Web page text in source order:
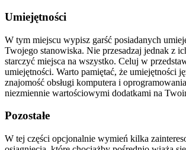
Umiejętności
W tym miejscu wypisz garść posiadanych
Twojego stanowiska. Nie przesadzaj jednak z
starczyć miejsca na wszystko. Celuj w
umiejętności. Warto pamiętać, że umiejętności
znajomość obsługi komputera i
niezmiennie wartościowymi dodatkami na
Pozostałe
W tej części opcjonalnie wymień kilka